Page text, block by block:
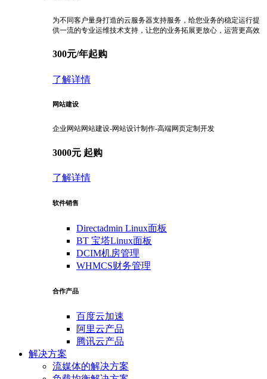
为不同客户量身打造的云服务器支持服务，给您业务的稳定运行提
供一流的专业运维技术支持，让您的业务拓展更放心，运营更高效
300元/年起购
了解详情
网站建设
企业网站网站建设-网站设计制作-高端网页定制开发
3000元 起购
了解详情
软件销售
Directadmin Linux面板
BT 宝塔Linux面板
DCIM机房管理
WHMCS财务管理
合作产品
百度云加速
阿里云产品
腾讯云产品
解决方案
流媒体的解决方案